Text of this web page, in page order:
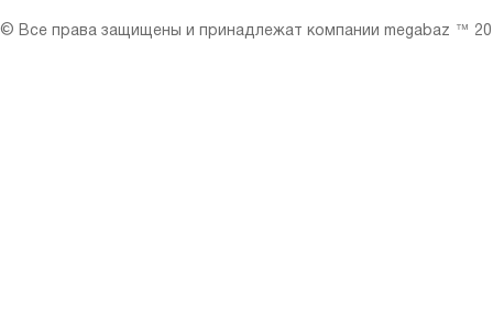
© Все права защищены и принадлежат компании megabaz ™